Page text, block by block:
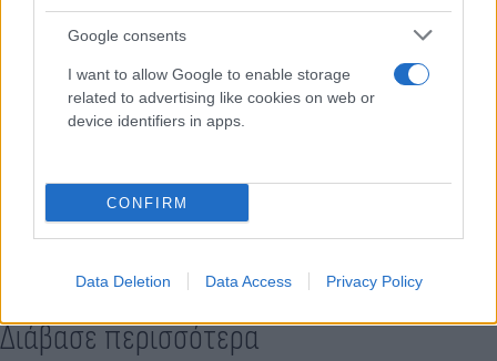
Google consents
I want to allow Google to enable storage
related to advertising like cookies on web or
device identifiers in apps.
CONFIRM
Data Deletion Data Access Privacy Policy
Κάνε κλικ και δες περισσότερο
Διάβασε περισσότερα